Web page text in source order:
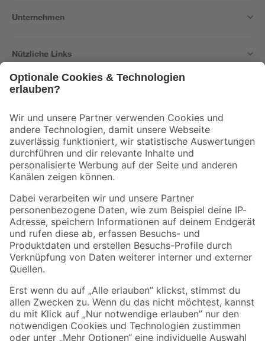
Unternehmen
Nützliche Links
Der toom Newsletter: Keine Angebote und Aktionen mehr verpassen!
Zur Newsletter Anmeldung
Folge uns
Zahlungsarten Versandarten
Sicher einkaufen
Jetzt die toom-App herunterladen